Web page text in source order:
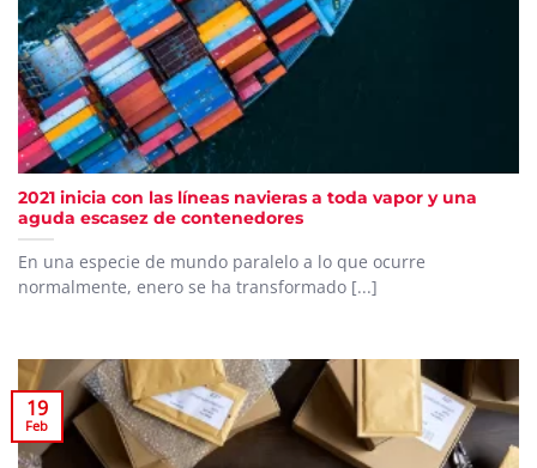
2021 inicia con las líneas navieras a toda vapor y una
aguda escasez de contenedores
En una especie de mundo paralelo a lo que ocurre
normalmente, enero se ha transformado [...]
19
Feb